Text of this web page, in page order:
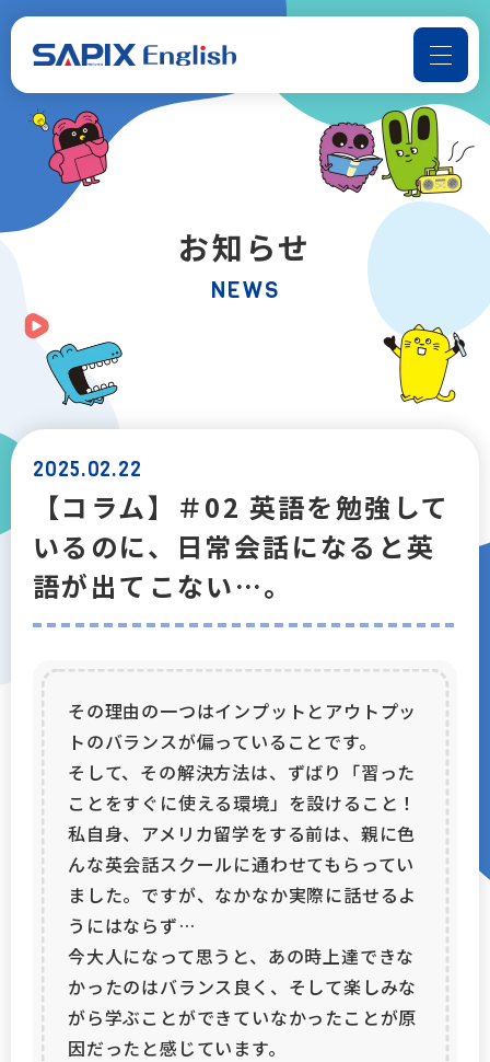
よくある質問 お問い合わせ
SAPIX Englishについて
受講までの流れ
お知らせ
アクセス
会社概要
プライバシーポリシー
マイページログイン
お知らせ
NEWS
2025.02.22
【コラム】＃02 英語を勉強して
いるのに、日常会話になると英
語が出てこない…。
その理由の一つはインプットとアウトプッ
トのバランスが偏っていることです。
そして、その解決方法は、ずばり「習った
ことをすぐに使える環境」を設けること！
私自身、アメリカ留学をする前は、親に色
んな英会話スクールに通わせてもらってい
ました。ですが、なかなか実際に話せるよ
うにはならず…
今大人になって思うと、あの時上達できな
かったのはバランス良く、そして楽しみな
がら学ぶことができていなかったことが原
因だったと感じています。